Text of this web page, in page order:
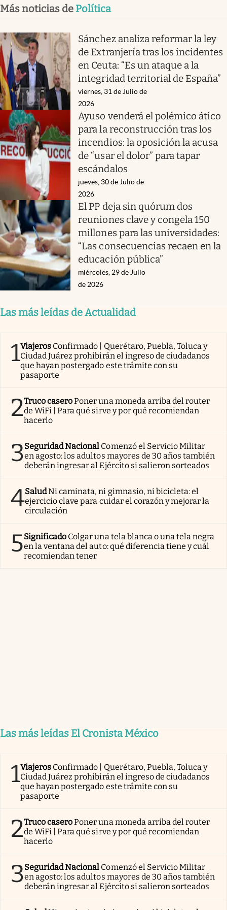
Más noticias de Política
Sánchez analiza reformar la ley
de Extranjería tras los incidentes
en Ceuta: “Es un ataque a la
integridad territorial de España”
viernes, 31 de Julio de
2026
Ayuso venderá el polémico ático
para la reconstrucción tras los
incendios: la oposición la acusa
de “usar el dolor” para tapar
escándalos
jueves, 30 de Julio de
2026
El PP deja sin quórum dos
reuniones clave y congela 150
millones para las universidades:
“Las consecuencias recaen en la
educación pública”
miércoles, 29 de Julio
de 2026
Las más leídas de Actualidad
1Viajeros Confirmado | Querétaro, Puebla, Toluca y
Ciudad Juárez prohibirán el ingreso de ciudadanos
que hayan postergado este trámite con su
pasaporte
2Truco caseroPoner una moneda arriba del router
de WiFi | Para qué sirve y por qué recomiendan
hacerlo
3Seguridad Nacional Comenzó el Servicio Militar
en agosto: los adultos mayores de 30 años también
deberán ingresar al Ejército si salieron sorteados
4SaludNi caminata, ni gimnasio, ni bicicleta: el
ejercicio clave para cuidar el corazón y mejorar la
circulación
5Significado Colgar una tela blanca o una tela negra
en la ventana del auto: qué diferencia tiene y cuál
recomiendan tener
Las más leídas El Cronista México
1Viajeros Confirmado | Querétaro, Puebla, Toluca y
Ciudad Juárez prohibirán el ingreso de ciudadanos
que hayan postergado este trámite con su
pasaporte
2Truco caseroPoner una moneda arriba del router
de WiFi | Para qué sirve y por qué recomiendan
hacerlo
3Seguridad Nacional Comenzó el Servicio Militar
en agosto: los adultos mayores de 30 años también
deberán ingresar al Ejército si salieron sorteados